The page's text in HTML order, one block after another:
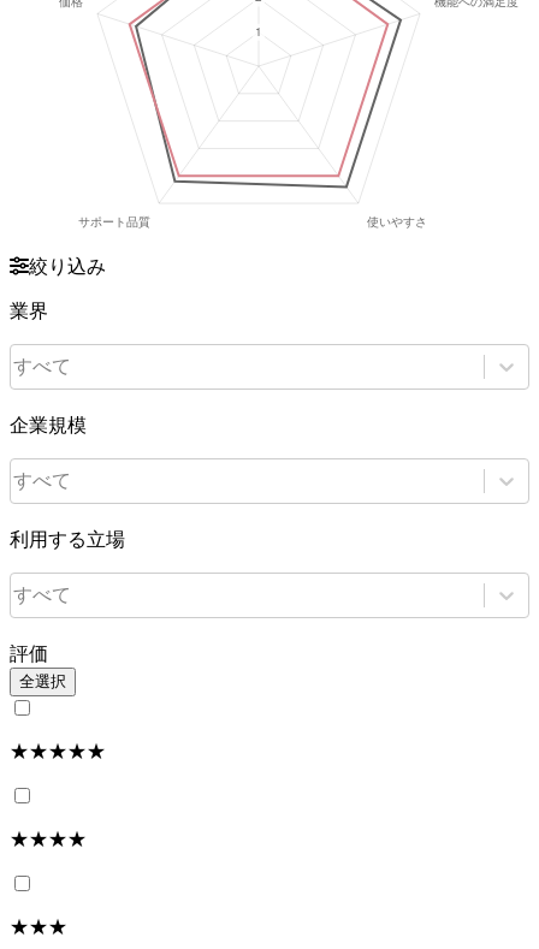
絞り込み
業界
すべて
企業規模
すべて
利用する立場
すべて
評価
全選択
★★★★★
★★★★
★★★